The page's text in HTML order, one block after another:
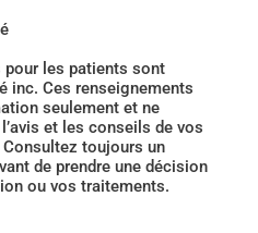
les patients sont
inc. Ces renseignements
seulement et ne
et les conseils de vos
toujours un
de prendre une décision
ou vos traitements.